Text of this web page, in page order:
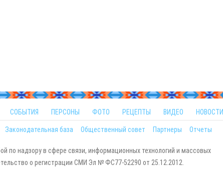
СОБЫТИЯ ПЕРСОНЫ ФОТО РЕЦЕПТЫ ВИДЕО НОВОСТИ
Законодательная база Общественный совет Партнеры Отчеты
по надзору в сфере связи, информационных технологий и массовых
о регистрации СМИ Эл № ФС77-52290 от 25.12.2012.